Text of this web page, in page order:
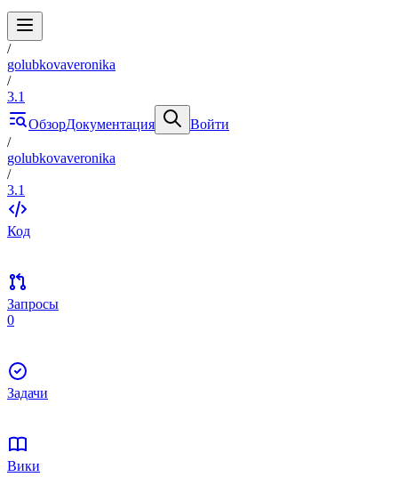
/
golubkovaveronika
/
3.1
ОбзорДокументация
Войти
/
golubkovaveronika
/
3.1
Код
Запросы
0
Задачи
Вики